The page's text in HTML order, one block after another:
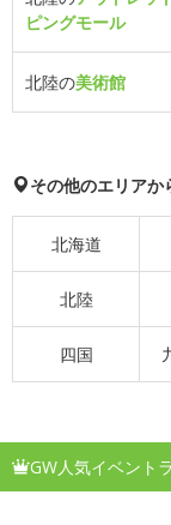
ピングモール
北陸の美術館
その他のエリアか
北海道
北陸
四国
GW人気イベント